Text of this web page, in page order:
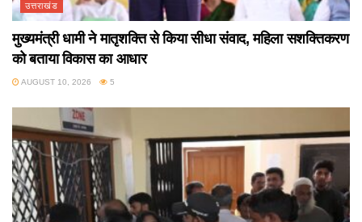
उत्तराखंड
मुख्यमंत्री धामी ने मातृशक्ति से किया सीधा संवाद, महिला सशक्तिकरण
को बताया विकास का आधार
AUGUST 10, 2026 5